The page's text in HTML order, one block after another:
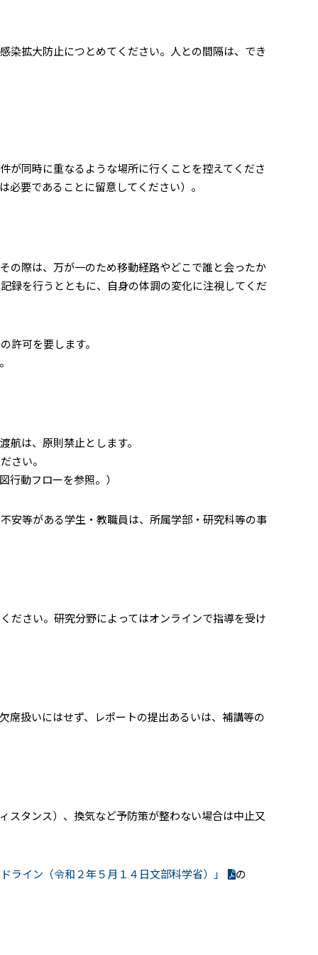
染拡大防止につとめてください。人との間隔は、でき
が同時に重なるような場所に行くことを控えてくださ
要であることに留意してください）。
の際は、万が一のため移動経路やどこで誰と会ったか
録を行うとともに、自身の体調の変化に注視してくだ
許可を要します。
航は、原則禁止とします。
さい。
動フローを参照。）
安等がある学生・教職員は、所属学部・研究科等の事
ださい。研究分野によってはオンラインで指導を受け
席扱いにはせず、レポートの提出あるいは、補講等の
スタンス）、換気など予防策が整わない場合は中止又
ライン（令和２年５月１４日文部科学省）」 の